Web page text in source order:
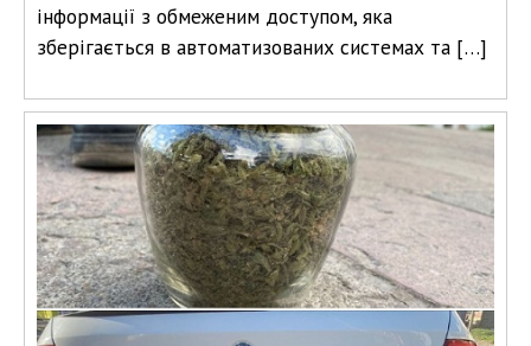
інформації з обмеженим доступом, яка
зберігається в автоматизованих системах та […]